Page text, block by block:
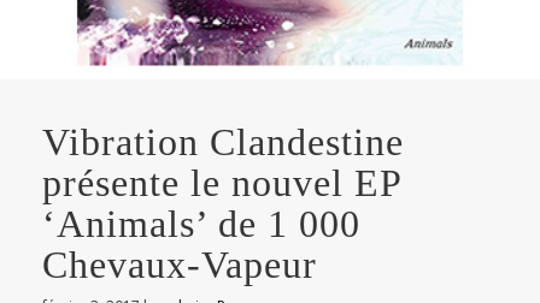
Vibration Clandestine
présente le nouvel EP
‘Animals’ de 1 000
Chevaux-Vapeur